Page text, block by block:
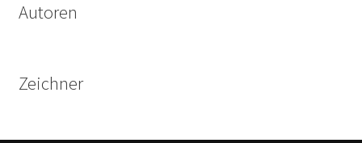
Autoren
Zeichner